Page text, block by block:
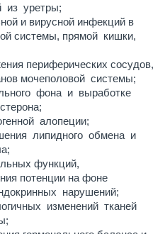
из уретры;
и вирусной инфекций в
системы, прямой кишки,
периферических сосудов,
мочеполовой системы;
фона и выработке
алопеции;
липидного обмена и
функций,
потенции на фоне
нарушений;
изменений тканей